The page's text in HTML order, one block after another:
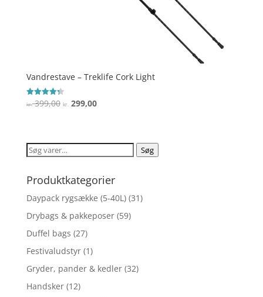
Vandrestave – Treklife Cork Light
Vurderet
4.3
kr.399,00 Den
var:
kr. 399,00.
kr.299,00Den
er:
kr. 299,00.
Søg
Søg
Produktkategorier
Daypack rygsække (5-40L) (31)
Drybags & pakkeposer (59)
Duffel bags (27)
Festivaludstyr (1)
Gryder, pander & kedler (32)
Handsker (12)